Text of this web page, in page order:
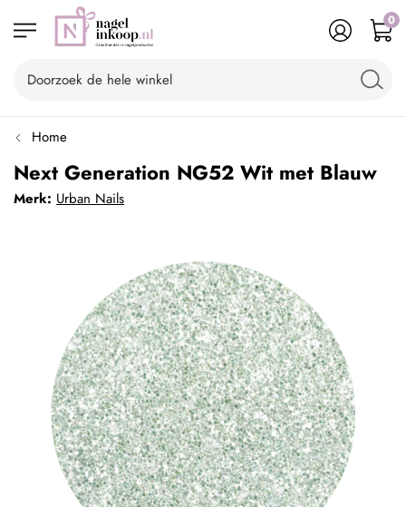
0
Home
Next Generation NG52 Wit met Blauw
Merk: Urban Nails